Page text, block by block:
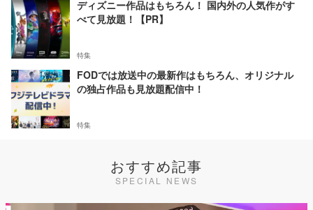
ディズニー作品はもちろん！ 国内外の人気作がす
べて見放題！【PR】
特集
FODでは放送中の最新作はもちろん、オリジナル
の独占作品も見放題配信中！
特集
おすすめ記事
SPECIAL NEWS